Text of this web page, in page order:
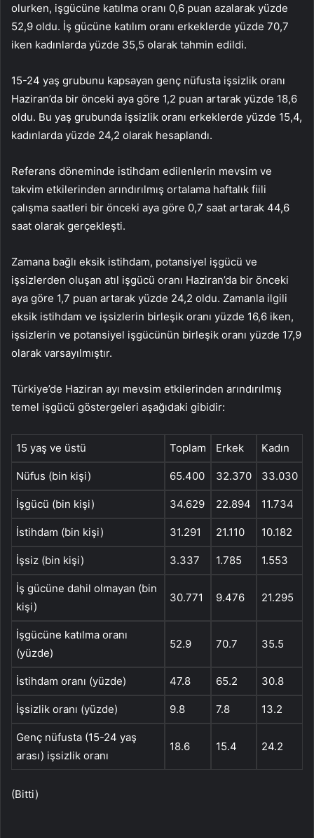
olurken, işgücüne katılma oranı 0,6 puan azalarak yüzde
52,9 oldu. İş gücüne katılım oranı erkeklerde yüzde 70,7
iken kadınlarda yüzde 35,5 olarak tahmin edildi.
15-24 yaş grubunu kapsayan genç nüfusta işsizlik oranı
Haziran’da bir önceki aya göre 1,2 puan artarak yüzde 18,6
oldu. Bu yaş grubunda işsizlik oranı erkeklerde yüzde 15,4,
kadınlarda yüzde 24,2 olarak hesaplandı.
Referans döneminde istihdam edilenlerin mevsim ve
takvim etkilerinden arındırılmış ortalama haftalık fiili
çalışma saatleri bir önceki aya göre 0,7 saat artarak 44,6
saat olarak gerçekleşti.
Zamana bağlı eksik istihdam, potansiyel işgücü ve
işsizlerden oluşan atıl işgücü oranı Haziran’da bir önceki
aya göre 1,7 puan artarak yüzde 24,2 oldu. Zamanla ilgili
eksik istihdam ve işsizlerin birleşik oranı yüzde 16,6 iken,
işsizlerin ve potansiyel işgücünün birleşik oranı yüzde 17,9
olarak varsayılmıştır.
Türkiye’de Haziran ayı mevsim etkilerinden arındırılmış
temel işgücü göstergeleri aşağıdaki gibidir:
15 yaş ve üstü Toplam Erkek Kadın
Nüfus (bin kişi) 65.400 32.370 33.030
İşgücü (bin kişi) 34.629 22.894 11.734
İstihdam (bin kişi) 31.291 21.110 10.182
İşsiz (bin kişi) 3.337 1.785 1.553
İş gücüne dahil olmayan (bin
kişi)
30.771 9.476 21.295
İşgücüne katılma oranı
(yüzde)
52.9 70.7 35.5
İstihdam oranı (yüzde) 47.8 65.2 30.8
İşsizlik oranı (yüzde) 9.8 7.8 13.2
Genç nüfusta (15-24 yaş
arası) işsizlik oranı
18.6 15.4 24.2
(Bitti)